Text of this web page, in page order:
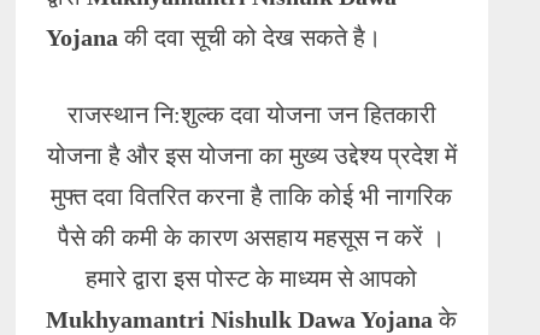
Yojana की दवा सूची को देख सकते है।
राजस्थान नि:शुल्क दवा योजना जन हितकारी
योजना है और इस योजना का मुख्य उद्देश्य प्रदेश में
मुफ्त दवा वितरित करना है ताकि कोई भी नागरिक
पैसे की कमी के कारण असहाय महसूस न करें ।
हमारे द्वारा इस पोस्ट के माध्यम से आपको
Mukhyamantri Nishulk Dawa Yojanaके